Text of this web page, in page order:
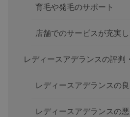
育毛や発毛のサポート
店舗でのサービスが充実
レディースアデランスの評判
レディースアデランスの
レディースアデランスの